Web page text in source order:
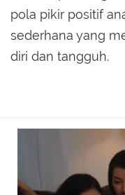
pola pikir positif
sederhana yang
diri dan tangguh.